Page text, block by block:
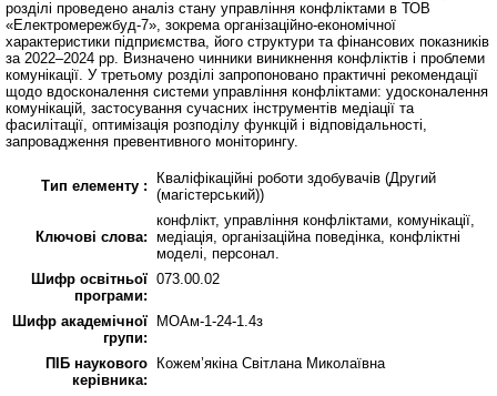
розділі проведено аналіз стану управління конфліктами в ТОВ
«Електромережбуд-7», зокрема організаційно-економічної
характеристики підприємства, його структури та фінансових показників
за 2022–2024 рр. Визначено чинники виникнення конфліктів і проблеми
комунікації. У третьому розділі запропоновано практичні рекомендації
щодо вдосконалення системи управління конфліктами: удосконалення
комунікацій, застосування сучасних інструментів медіації та
фасилітації, оптимізація розподілу функцій і відповідальності,
запровадження превентивного моніторингу.
Тип елементу :
Кваліфікаційні роботи здобувачів (Другий
(магістерський))
Ключові слова:
конфлікт, управління конфліктами, комунікації,
медіація, організаційна поведінка, конфліктні
моделі, персонал.
Шифр освітньої
програми:
073.00.02
Шифр академічної
групи:
МОАм-1-24-1.4з
ПІБ наукового
керівника:
Кожем’якіна Світлана Миколаївна